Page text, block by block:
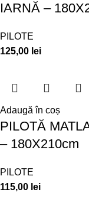
IARNĂ –
PILOTE
125,00 lei
Adaugă în coș
PILOTĂ
– 180X210cm
PILOTE
115,00 lei